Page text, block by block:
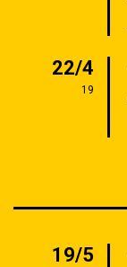
22/4
19
19/5